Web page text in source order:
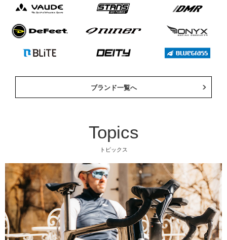
ブランド一覧へ
アクセサリー アパレル
Topics
トピックス